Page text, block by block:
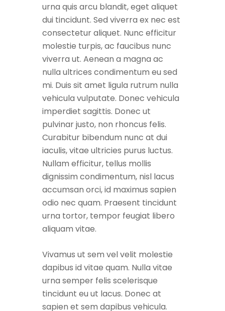
urna quis arcu blandit, eget aliquet
dui tincidunt. Sed viverra ex nec est
consectetur aliquet. Nunc efficitur
molestie turpis, ac faucibus nunc
viverra ut. Aenean a magna ac
nulla ultrices condimentum eu sed
mi. Duis sit amet ligula rutrum nulla
vehicula vulputate. Donec vehicula
imperdiet sagittis. Donec ut
pulvinar justo, non rhoncus felis.
Curabitur bibendum nunc at dui
iaculis, vitae ultricies purus luctus.
Nullam efficitur, tellus mollis
dignissim condimentum, nisl lacus
accumsan orci, id maximus sapien
odio nec quam. Praesent tincidunt
urna tortor, tempor feugiat libero
aliquam vitae.
Vivamus ut sem vel velit molestie
dapibus id vitae quam. Nulla vitae
urna semper felis scelerisque
tincidunt eu ut lacus. Donec at
sapien et sem dapibus vehicula.